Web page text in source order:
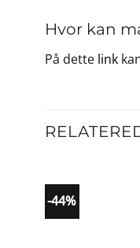
Hvor kan
På dette link
-44%